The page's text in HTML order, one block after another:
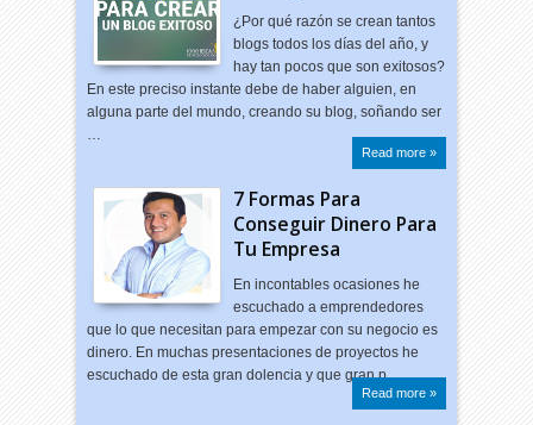
¿Por qué razón se crean tantos
blogs todos los días del año, y
hay tan pocos que son exitosos?
En este preciso instante debe de haber alguien, en
alguna parte del mundo, creando su blog, soñando ser
…
Read more »
7 Formas Para
Conseguir Dinero Para
Tu Empresa
En incontables ocasiones he
escuchado a emprendedores
que lo que necesitan para empezar con su negocio es
dinero. En muchas presentaciones de proyectos he
escuchado de esta gran dolencia y que gran p…
Read more »